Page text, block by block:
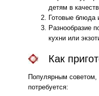
детям в
Готовые блюда
Разнообразие
кухни или
Как
Популярным советом,
потребуется: